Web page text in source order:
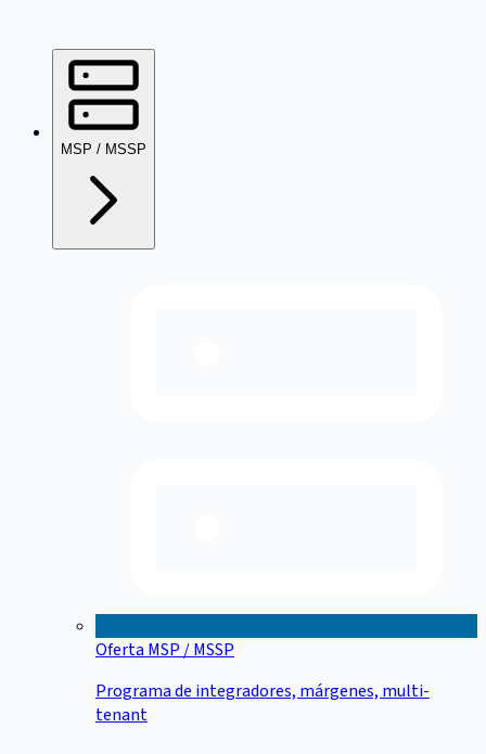
MSP / MSSP
Oferta MSP / MSSP
Programa de integradores, márgenes, multi-
tenant